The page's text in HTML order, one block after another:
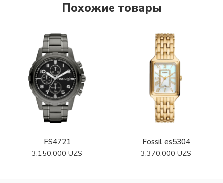
Похожие товары
FS4721
3.150.000 UZS
Fossil es5304
3.370.000 UZS